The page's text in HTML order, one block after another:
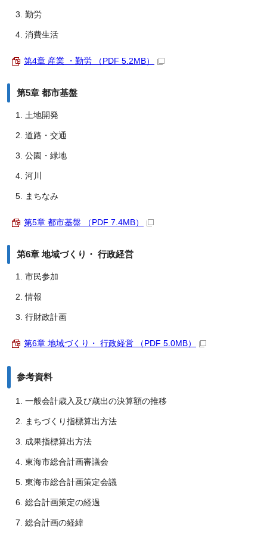
勤労
消費生活
第4章 産業 ・勤労 （PDF 5.2MB）
第5章 都市基盤
土地開発
道路・交通
公園・緑地
河川
まちなみ
第5章 都市基盤 （PDF 7.4MB）
第6章 地域づくり・ 行政経営
市民参加
情報
行財政計画
第6章 地域づくり・ 行政経営 （PDF 5.0MB）
参考資料
一般会計歳入及び歳出の決算額の推移
まちづくり指標算出方法
成果指標算出方法
東海市総合計画審議会
東海市総合計画策定会議
総合計画策定の経過
総合計画の経緯